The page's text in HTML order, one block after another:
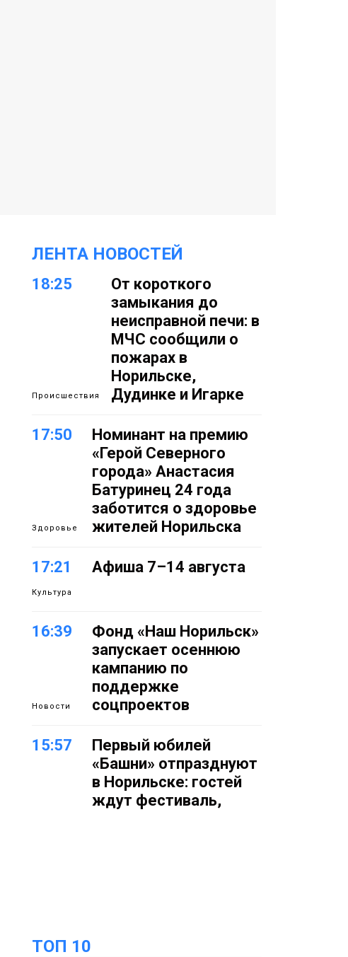
ЛЕНТА НОВОСТЕЙ
18:25
Происшествия
От короткого
замыкания до
неисправной печи: в
МЧС сообщили о
пожарах в
Норильске,
Дудинке и Игарке
17:50
Здоровье
Номинант на премию
«Герой Северного
города» Анастасия
Батуринец 24 года
заботится о здоровье
жителей Норильска
17:21
Культура
Афиша 7–14 августа
16:39
Новости
Фонд «Наш Норильск»
запускает осеннюю
кампанию по
поддержке
соцпроектов
15:57
Первый юбилей
«Башни» отпразднуют
в Норильске: гостей
ждут фестиваль,
ТОП 10